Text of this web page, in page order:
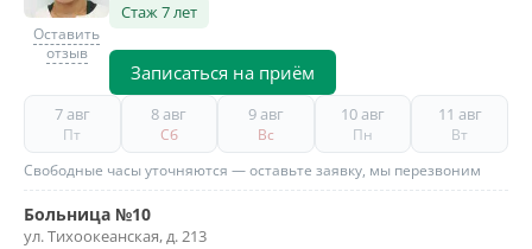
Оставить
отзыв
Стаж 7 лет
Записаться на приём
7 авг
Пт
8 авг
Сб
9 авг
Вс
10 авг
Пн
11 авг
Вт
Свободные часы уточняются — оставьте заявку, мы перезвоним
Больница №10
ул. Тихоокеанская, д. 213